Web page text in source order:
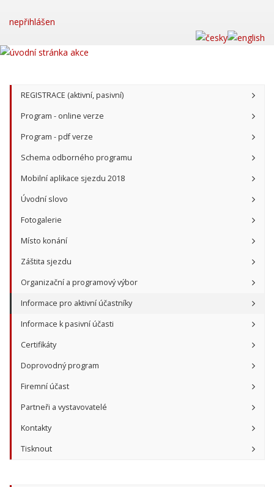
nepřihlášen
REGISTRACE (aktivní, pasivní)
Program - online verze
Program - pdf verze
Schema odborného programu
Mobilní aplikace sjezdu 2018
Úvodní slovo
Fotogalerie
Místo konání
Záštita sjezdu
Organizační a programový výbor
Informace pro aktivní účastníky
Informace k pasivní účasti
Certifikáty
Doprovodný program
Firemní účast
Partneři a vystavovatelé
Kontakty
Tisknout